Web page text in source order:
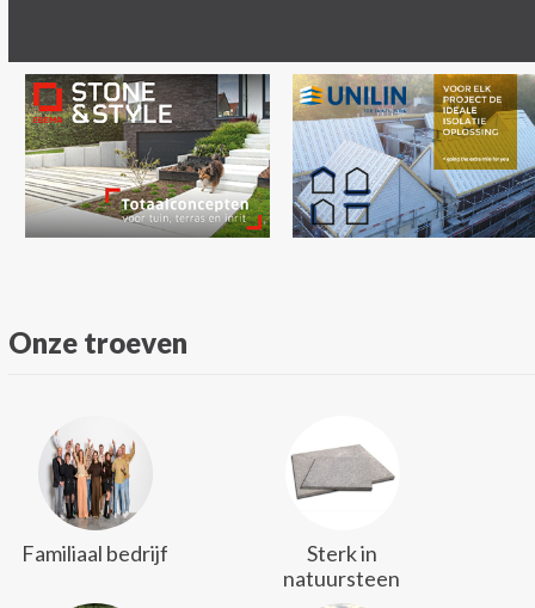
Onze troeven
Familiaal bedrijf
Sterk in
natuursteen